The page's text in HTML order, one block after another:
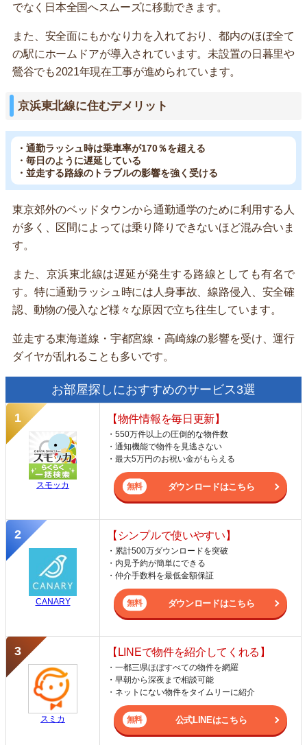
でなく日本全国へスムーズに移動できます。
また、安全面にもかなり力を入れており、都内のほぼ全て
の駅にホームドアが導入されています。未設置の日暮里や
鶯谷でも2021年現在工事が進められています。
京浜東北線に住むデメリット
・通勤ラッシュ時は乗車率が170％を超える
・毎日のように遅延している
・並走する路線のトラブルの影響を強く受ける
東京郊外のベッドタウンから通勤通学のために利用する人
が多く、区間によっては乗り降りできないほど混み合いま
す。
また、京浜東北線は遅延が発生する路線としても有名で
す。特に通勤ラッシュ時には人身事故、線路侵入、安全確
認、動物の侵入など様々な原因で立ち往生しています。
並走する東海道線・宇都宮線・高崎線の影響を受け、運行
ダイヤが乱れることも多いです。
お部屋探しにおすすめのサービス3選
スモッカ
【物件情報を毎日更新】
・550万件以上の圧倒的な物件数
・通知機能で物件を見逃さない
・最大5万円のお祝い金がもらえる
ダウンロードはこちら
CANARY
【シンプルで使いやすい】
・累計500万ダウンロードを突破
・内見予約が簡単にできる
・仲介手数料を最低金額保証
ダウンロードはこちら
スミカ
【LINEで物件を紹介してくれる】
・一都三県ほぼすべての物件を網羅
・早朝から深夜まで相談可能
・ネットにない物件をタイムリーに紹介
公式LINEはこちら